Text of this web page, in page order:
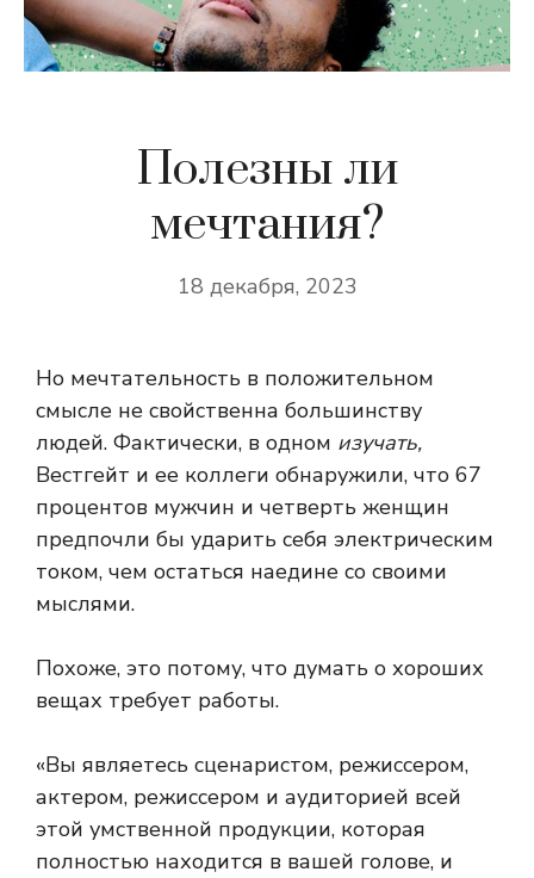
Полезны ли
мечтания?
18 декабря, 2023
Но мечтательность в положительном
смысле не свойственна большинству
людей. Фактически, в одном изучать,
Вестгейт и ее коллеги обнаружили, что 67
процентов мужчин и четверть женщин
предпочли бы ударить себя электрическим
током, чем остаться наедине со своими
мыслями.
Похоже, это потому, что думать о хороших
вещах требует работы.
«Вы являетесь сценаристом, режиссером,
актером, режиссером и аудиторией всей
этой умственной продукции, которая
полностью находится в вашей голове, и